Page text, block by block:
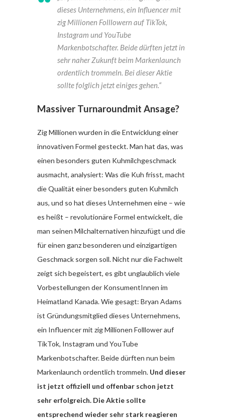
dieses Unternehmens, ein Influencer mit
zig Millionen Folllowern auf TikTok,
Instagram und YouTube
Markenbotschafter. Beide dürften jetzt in
sehr naher Zukunft beim Markenlaunch
ordentlich trommeln. Bei dieser Aktie
sollte folglich jetzt einiges gehen.“
Massiver Turnaroundmit Ansage?
Zig Millionen wurden in die Entwicklung einer
innovativen Formel gesteckt. Man hat das, was
einen besonders guten Kuhmilchgeschmack
ausmacht, analysiert: Was die Kuh frisst, macht
die Qualität einer besonders guten Kuhmilch
aus, und so hat dieses Unternehmen eine – wie
es heißt – revolutionäre Formel entwickelt, die
man seinen Milchalternativen hinzufügt und die
für einen ganz besonderen und einzigartigen
Geschmack sorgen soll. Nicht nur die Fachwelt
zeigt sich begeistert, es gibt unglaublich viele
Vorbestellungen der KonsumentInnen im
Heimatland Kanada. Wie gesagt: Bryan Adams
ist Gründungsmitglied dieses Unternehmens,
ein Influencer mit zig Millionen Folllower auf
TikTok, Instagram und YouTube
Markenbotschafter. Beide dürften nun beim
Markenlaunch ordentlich trommeln. Und dieser
ist jetzt offiziell und offenbar schon jetzt
sehr erfolgreich. Die Aktie sollte
entsprechend wieder sehr stark reagieren